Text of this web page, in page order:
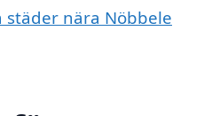
nära Nöbbele